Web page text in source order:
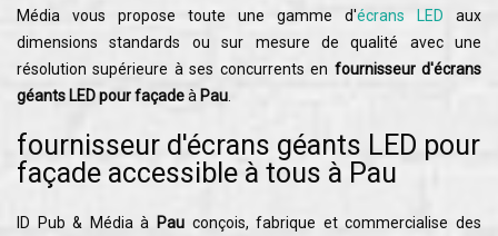
Média vous propose toute une gamme d'écrans LED aux
dimensions standards ou sur mesure de qualité avec une
résolution supérieure à ses concurrents en fournisseur d'écrans
géants LED pour façadeà Pau
fournisseur d'écrans géants LED pour
façade accessible à tous à Pau
ID Pub & Média à Pau conçois, fabrique et commercialise des